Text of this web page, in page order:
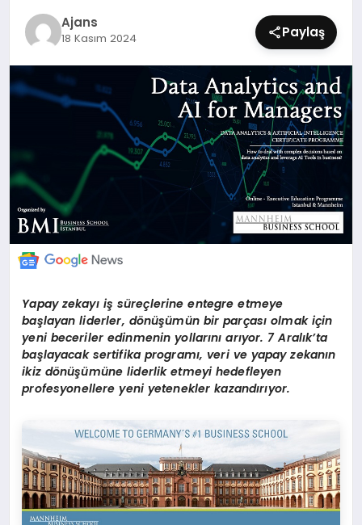
Ajans
18 Kasım 2024 Paylaş
Yapay zekayı iş süreçlerine entegre etmeye
başlayan liderler, dönüşümün bir parçası olmak için
yeni beceriler edinmenin yollarını arıyor. 7 Aralık’ta
başlayacak sertifika programı, veri ve yapay zekanın
ikiz dönüşümüne liderlik etmeyi hedefleyen
profesyonellere yeni yetenekler kazandırıyor.